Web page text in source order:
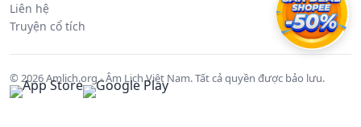
Liên hệ
Truyện cổ tích
© 2026 Amlich.org - Âm Lịch Việt Nam. Tất cả quyền được bảo lưu.